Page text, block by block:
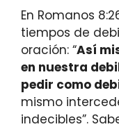
En Romanos
tiempos de
oración: “Así
en nuestra
pedir como
mismo
indecibles”.